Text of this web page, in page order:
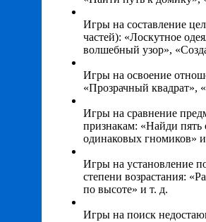
Игры на составление
частей): «Лоскутное
волшебный узор»,
Игры на освоение
«Прозрачный квадрат»,
Игры на сравнение
признакам: «Найди
одинаковых гномиков»
Игры на установление
степени возрастания:
по высоте» и т. д.
Игры на поиск